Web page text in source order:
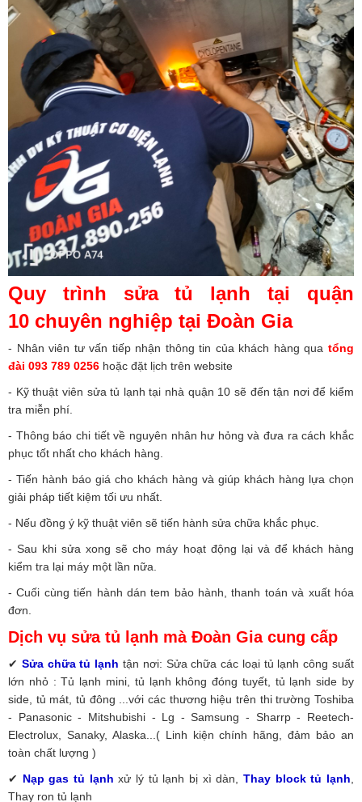
Quy trình sửa tủ lạnh tại quận
10 chuyên nghiệp tại Đoàn Gia
- Nhân viên tư vấn tiếp nhận thông tin của khách hàng qua tổng
đài 093 789 0256 hoặc đặt lịch trên website
- Kỹ thuật viên sửa tủ lạnh tại nhà quận 10 sẽ đến tận nơi để kiểm
tra miễn phí.
- Thông báo chi tiết về nguyên nhân hư hỏng và đưa ra cách khắc
phục tốt nhất cho khách hàng.
- Tiến hành báo giá cho khách hàng và giúp khách hàng lựa chọn
giải pháp tiết kiệm tối ưu nhất.
- Nếu đồng ý kỹ thuật viên sẽ tiến hành sửa chữa khắc phục.
- Sau khi sửa xong sẽ cho máy hoạt động lại và để khách hàng
kiểm tra lại máy một lần nữa.
- Cuối cùng tiến hành dán tem bảo hành, thanh toán và xuất hóa
đơn.
Dịch vụ sửa tủ lạnh mà Đoàn Gia cung cấp
✔ Sửa chữa tủ lạnh tận nơi: Sửa chữa các loại tủ lạnh công suất
lớn nhỏ : Tủ lạnh mini, tủ lạnh không đóng tuyết, tủ lạnh side by
side, tủ mát, tủ đông ...với các thương hiệu trên thi trường Toshiba
- Panasonic - Mitshubishi - Lg - Samsung - Sharrp - Reetech-
Electrolux, Sanaky, Alaska...( Linh kiện chính hãng, đảm bảo an
toàn chất lượng )
✔ Nạp gas tủ lạnh xử lý tủ lạnh bị xì dàn,Thay block tủ lạnh
Thay ron tủ lạnh